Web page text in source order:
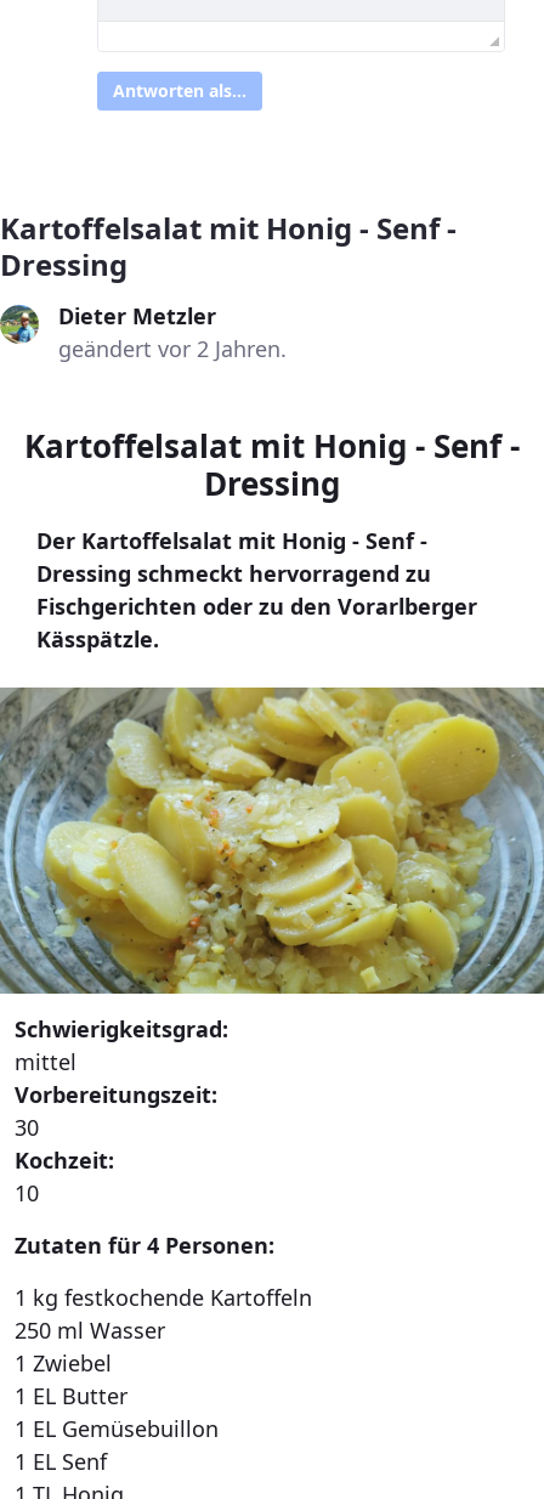
Antworten als...
Kartoffelsalat mit Honig - Senf -
Dressing
Dieter Metzler
geändert vor 2 Jahren.
Kartoffelsalat mit Honig - Senf -
Dressing
Der Kartoffelsalat mit Honig - Senf -
Dressing schmeckt hervorragend zu
Fischgerichten oder zu den Vorarlberger
Kässpätzle.
Schwierigkeitsgrad:
mittel
Vorbereitungszeit:
30
Kochzeit:
10
Zutaten für 4 Personen:
1 kg festkochende Kartoffeln
250 ml Wasser
1 Zwiebel
1 EL Butter
1 EL Gemüsebuillon
1 EL Senf